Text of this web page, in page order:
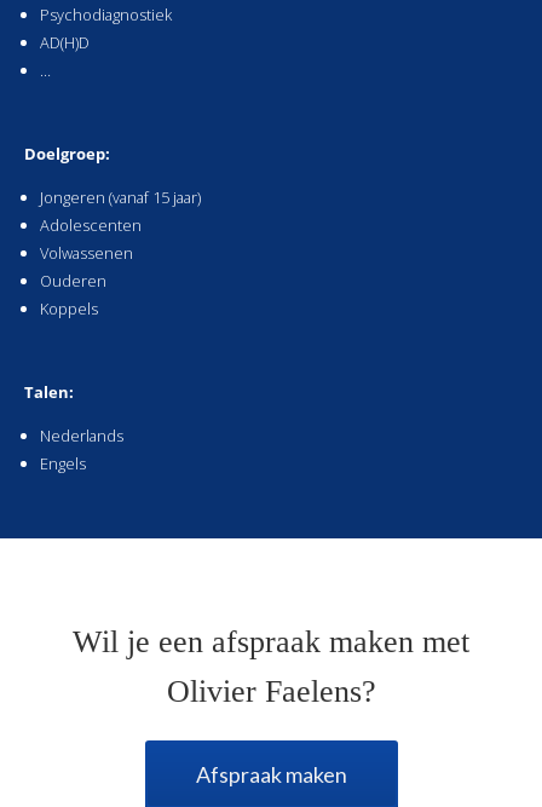
Psychodiagnostiek
AD(H)D
…
Doelgroep:
Jongeren (vanaf 15 jaar)
Adolescenten
Volwassenen
Ouderen
Koppels
Talen:
Nederlands
Engels
Wil je een afspraak maken met
Olivier Faelens?
Afspraak maken